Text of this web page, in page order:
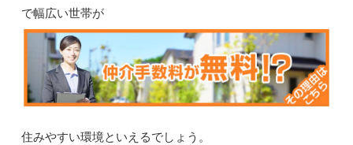
で幅広い世帯が
住みやすい環境といえるでしょう。